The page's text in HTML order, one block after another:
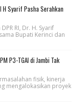
H Syarif Pasha Serahkan
RI, Dr. H. Syarif
Bupati Kerinci dan
P3-TGAI di Jambi Tak
fisik, kinerja
mengalokasikan proyek